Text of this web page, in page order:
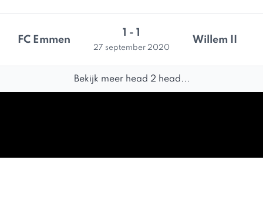
FC Emmen
1 - 1
27 september 2020
Willem II
Bekijk meer head 2 head...